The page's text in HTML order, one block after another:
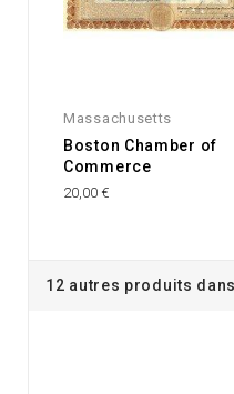
Massachusetts
Boston Chamber of
Commerce
20,00 €
12 autres produits